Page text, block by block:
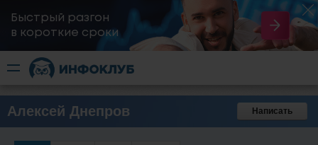
Быстрый разгон
​в короткие сроки
Алексей Днепров Написать